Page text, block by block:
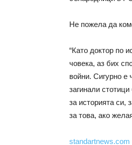
Не пожела да
“Като доктор по
човека, аз бих
войни. Сигурно е
загинали
за историята си,
за това, ако
standartnews.com